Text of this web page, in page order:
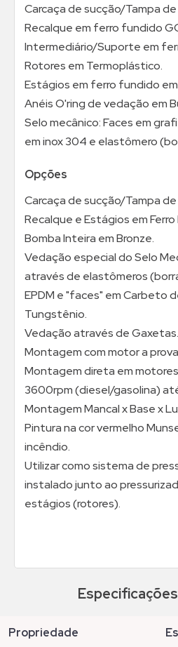
Carcaça de sucção/Tampa
Recalque em ferro fundido
Intermediário/Suporte em
Rotores em Termoplástico.
Estágios em ferro fundido
Anéis O'ring de vedação em
Selo mecânico: Faces em
em inox 304 e elastômero
Opções
Carcaça de sucção/Tampa
Recalque e Estágios em
Bomba Inteira em Bronze.
Vedação especial do Selo
através de elastômeros
EPDM e "faces" em Carbeto
Tungstênio.
Vedação através de Gaxetas.
Montagem com motor a
Montagem direta em
3600rpm (diesel/gasolina)
Montagem Mancal x Base x
Pintura na cor vermelho
incêndio.
Utilizar como sistema de
instalado junto ao
estágios (rotores).
propriedade